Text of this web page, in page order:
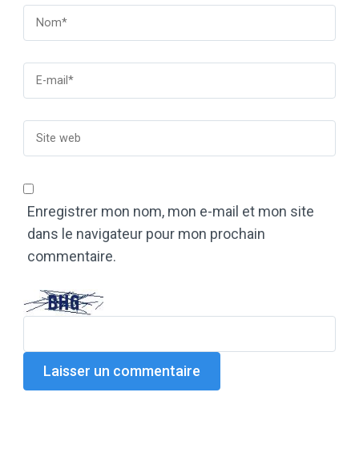
Enregistrer mon nom, mon e-mail et mon site
dans le navigateur pour mon prochain
commentaire.